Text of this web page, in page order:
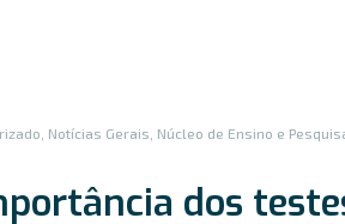
Notícias Gerais Núcleo de Ensino e
dos